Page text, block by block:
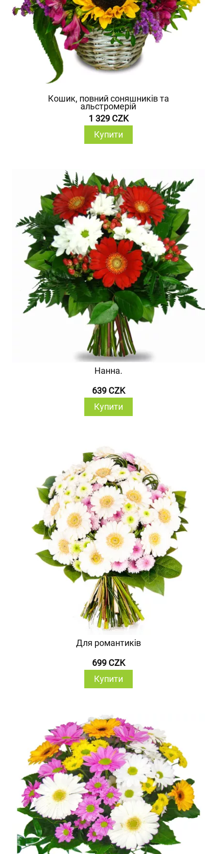
Кошик, повний соняшників та
альстромерій
1 329 CZK
Купити
Нанна.
639 CZK
Купити
Для романтиків
699 CZK
Купити